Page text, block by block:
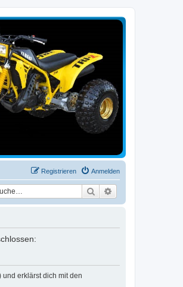
Anmelden
Registrieren
Suche
und erklärst dich mit den